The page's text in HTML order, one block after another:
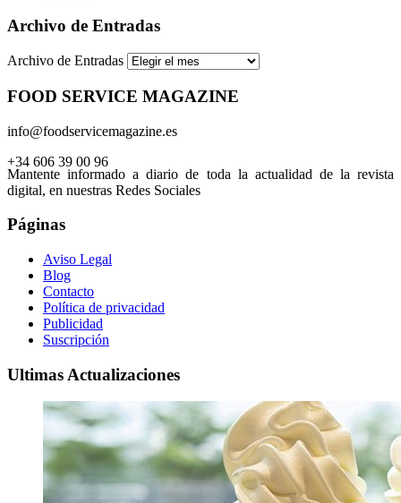
Archivo de Entradas
Archivo de Entradas
FOOD SERVICE MAGAZINE
info@foodservicemagazine.es
+34 606 39 00 96
Mantente informado a diario de toda la actualidad de la revista
digital, en nuestras Redes Sociales
Páginas
Aviso Legal
Blog
Contacto
Política de privacidad
Publicidad
Suscripción
Ultimas Actualizaciones